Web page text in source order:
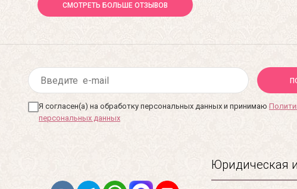
СМОТРЕТЬ БОЛЬШЕ ОТЗЫВОВ
Я согласен(а) на обработку персональных данных и принимаю
персональных данных
Юридическая